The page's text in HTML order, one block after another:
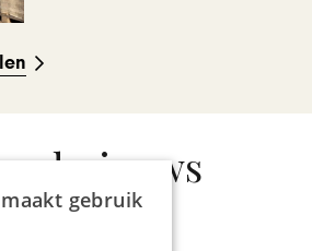
nieuws
gebruik